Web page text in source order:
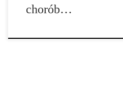
chorób…